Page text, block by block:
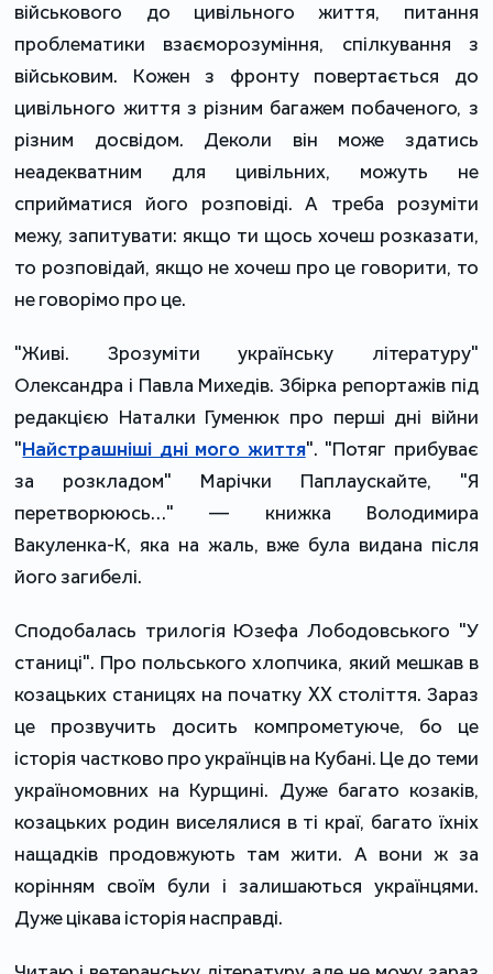
військового до цивільного життя, питання
проблематики взаєморозуміння, спілкування з
військовим. Кожен з фронту повертається до
цивільного життя з різним багажем побаченого, з
різним досвідом. Деколи він може здатись
неадекватним для цивільних, можуть не
сприйматися його розповіді. А треба розуміти
межу, запитувати: якщо ти щось хочеш розказати,
то розповідай, якщо не хочеш про це говорити, то
не говорімо про це.
"Живі. Зрозуміти українську літературу"
Олександра і Павла Михедів. Збірка репортажів під
редакцією Наталки Гуменюк про перші дні війни
"Найстрашніші дні мого життя". "Потяг прибуває
за розкладом" Марічки Паплаускайте, "Я
перетворююсь…" — книжка Володимира
Вакуленка-К, яка на жаль, вже була видана після
його загибелі.
Сподобалась трилогія Юзефа Лободовського "У
станиці". Про польського хлопчика, який мешкав в
козацьких станицях на початку XX століття. Зараз
це прозвучить досить компрометуюче, бо це
історія частково про українців на Кубані. Це до теми
україномовних на Курщині. Дуже багато козаків,
козацьких родин виселялися в ті краї, багато їхніх
нащадків продовжують там жити. А вони ж за
корінням своїм були і залишаються українцями.
Дуже цікава історія насправді.